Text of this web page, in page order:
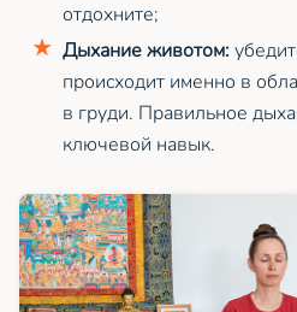
отдохните;
Дыхание животом:
происходит именно в
в груди. Правильное
ключевой навык.